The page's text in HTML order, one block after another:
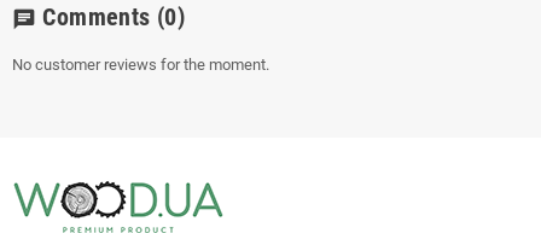
chat Comments (0)
No customer reviews for the moment.